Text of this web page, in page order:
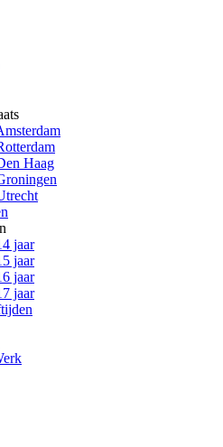
Haag
jaar
jaar
jaar
jaar